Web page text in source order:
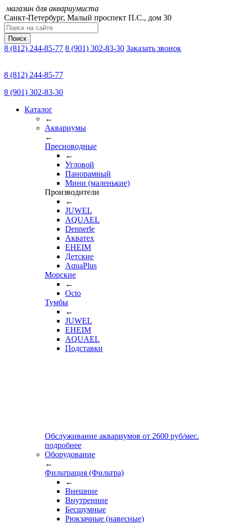
магазин для аквариумиста
Санкт-Петербург, Малый проспект П.C., дом 30
Поиск
8 (812) 244-85-77 8 (901) 302-83-30 Заказать звонок
8 (812) 244-85-77
8 (901) 302-83-30
Каталог
←
Аквариумы
←
Пресноводные
←
Угловой
Панорамный
Мини (маленькие)
Производители
←
JUWEL
AQUAEL
Dennerle
Акватех
EHEIM
Детские
AquaPlus
Морские
←
Octo
Тумбы
←
JUWEL
EHEIM
AQUAEL
Подставки
Обслуживание аквариумов от 2600 руб/мес.
подробнее
Оборудование
←
Фильтрация (Фильтра)
←
Внешние
Внутренние
Бесшумные
Рюкзачные (навесные)